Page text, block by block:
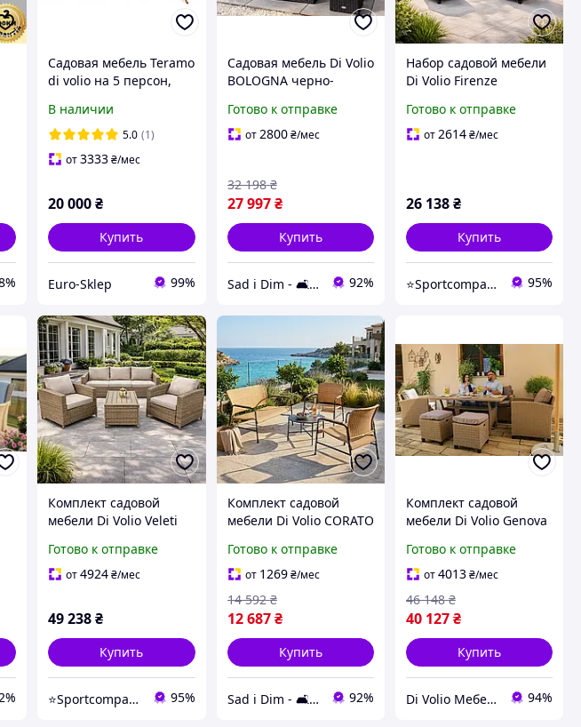
Садовая мебель Teramo
di volio на 5 персон,
техноротанга: диван, 2
кресла, стол
В наличии
5.0 (1)
от3333₴/мес
20 000₴
Купить
Euro-Sklep 99%
Садовая мебель Di Volio
BOLOGNA черно-
трансформер, 2 пуфа и
столик
Готово к отправке
от2800 ₴/мес
27 997 ₴
32 198 ₴
Купить
Sad i Dim - 🛋️ Меблі для дому та саду🏡 92%
Набор садовой мебели
Di Volio Firenze
с техноротанго диван
2-х местный + 2 кресла
Готово к отправке
от2614₴/мес
26 138₴
Купить
⭐️Sportcompany⭐️ Інтернет магазин спортивних товарів⭐️ 95%
Комплект садовой
мебели Di Volio Veleti
техноротанга 3-х
местный диван + 2
столик подушки в
комплек
Готово к отправке
от4924₴/мес
49 238₴
Купить
⭐️Sportcompany⭐️ Інтернет магазин спортивних товарів⭐️ 95%
Комплект садовой
мебели Di Volio CORATO
гарнитур 4-местный,
диван, 2 кресла, стол
Готово к отправке
от 1269 ₴/мес
12 687 ₴
14 592 ₴
Купить
Sad i Dim - 🛋️ Меблі для дому та саду🏡 92%
Комплект садовой
мебели Di Volio Genova
серый
Готово к отправке
от4013₴/мес
40 127₴
46 148 ₴
Купить
Di Volio Мебель для Дома и Сада 94%